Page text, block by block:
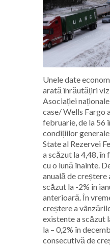
Unele date
arată înrăutățiri
Asociației
case/ Wells Fargo
februarie, de la 56
condițiilor
State al Rezervei
a scăzut la 4,48, în
cu o lună înainte.
anuală de
scăzut la -2% în
anterioară. În
creștere a
existente a scăzut
la – 0,2% în
consecutivă de